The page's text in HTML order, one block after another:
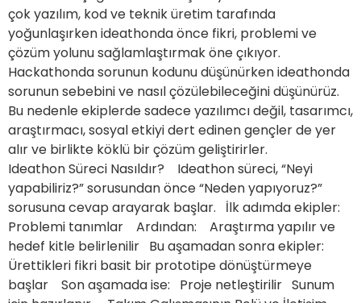
çok yazılım, kod ve teknik üretim tarafında
yoğunlaşırken ideathonda önce fikri, problemi ve
çözüm yolunu sağlamlaştırmak öne çıkıyor.
Hackathonda sorunun kodunu düşünürken ideathonda
sorunun sebebini ve nasıl çözülebileceğini düşünürüz.
Bu nedenle ekiplerde sadece yazılımcı değil, tasarımcı,
araştırmacı, sosyal etkiyi dert edinen gençler de yer
alır ve birlikte köklü bir çözüm geliştirirler.
Ideathon Süreci Nasıldır? Ideathon süreci, “Neyi
yapabiliriz?” sorusundan önce “Neden yapıyoruz?”
sorusuna cevap arayarak başlar. İlk adımda ekipler:
Problemi tanımlar Ardından: Araştırma yapılır ve
hedef kitle belirlenilir Bu aşamadan sonra ekipler:
Ürettikleri fikri basit bir prototipe dönüştürmeye
başlar Son aşamada ise: Proje netleştirilir Sunum